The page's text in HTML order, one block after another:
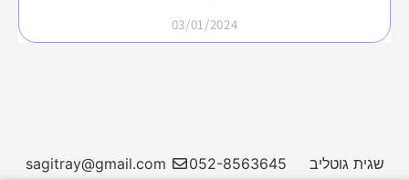
03/01/2024
שגית גוטליב 052-8563645
sagitray@gmail.com